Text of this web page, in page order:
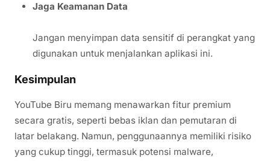
Jaga Keamanan Data
Jangan menyimpan data sensitif di perangkat yang
digunakan untuk menjalankan aplikasi ini.
Kesimpulan
YouTube Biru memang menawarkan fitur premium
secara gratis, seperti bebas iklan dan pemutaran di
latar belakang. Namun, penggunaannya memiliki risiko
yang cukup tinggi, termasuk potensi malware,